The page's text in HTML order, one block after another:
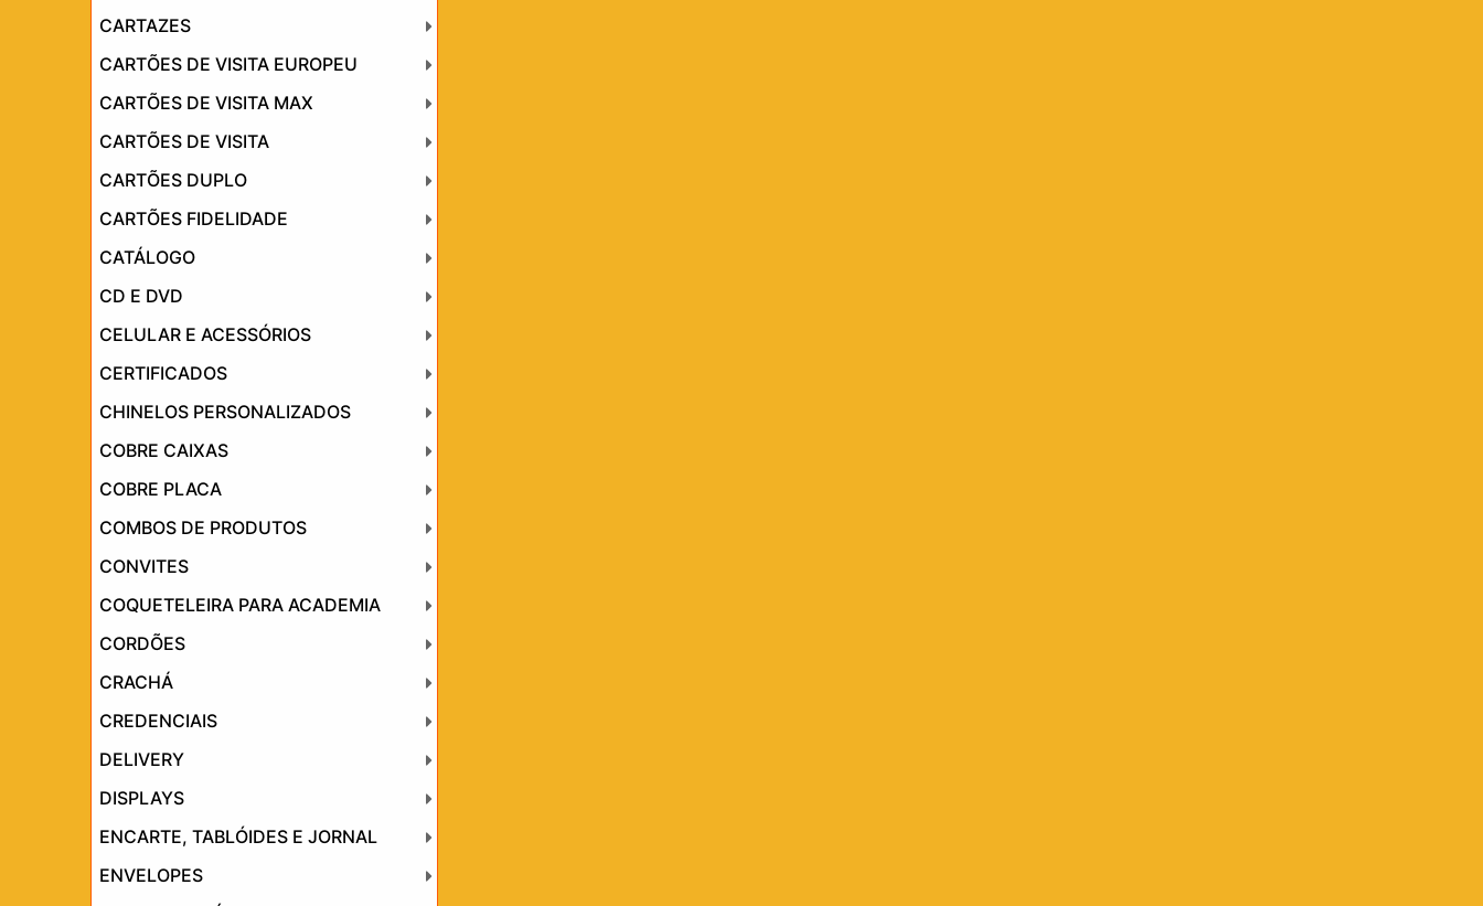
CARTAZES
CARTÕES DE VISITA EUROPEU
CARTÕES DE VISITA MAX
CARTÕES DE VISITA
CARTÕES DUPLO
CARTÕES FIDELIDADE
CATÁLOGO
CD E DVD
CELULAR E ACESSÓRIOS
CERTIFICADOS
CHINELOS PERSONALIZADOS
COBRE CAIXAS
COBRE PLACA
COMBOS DE PRODUTOS
CONVITES
COQUETELEIRA PARA ACADEMIA
CORDÕES
CRACHÁ
CREDENCIAIS
DELIVERY
DISPLAYS
ENCARTE, TABLÓIDES E JORNAL
ENVELOPES